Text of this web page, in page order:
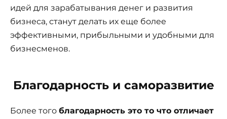
идей для зарабатывания денег и развития
бизнеса, станут делать их еще более
эффективными, прибыльными и удобными для
бизнесменов.
Благодарность и саморазвитие
Более того благодарность это то что отличает